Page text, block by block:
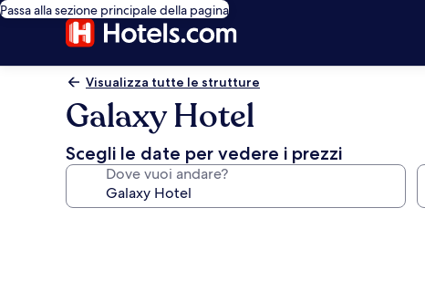
Passa alla sezione principale della pagina
Visualizza tutte le strutture
Galaxy Hotel
Scegli le date per vedere i prezzi
Dove vuoi andare?